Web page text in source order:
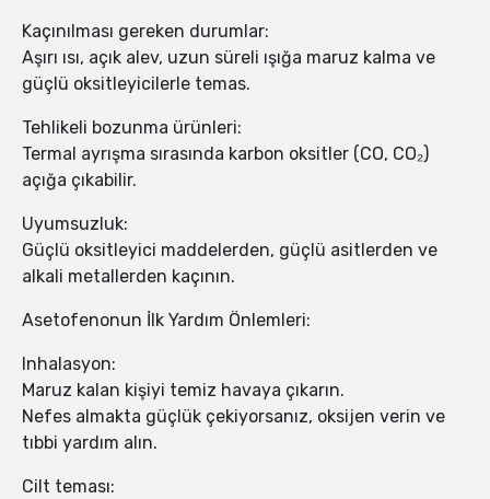
Kaçınılması gereken durumlar:
Aşırı ısı, açık alev, uzun süreli ışığa maruz kalma ve
güçlü oksitleyicilerle temas.
Tehlikeli bozunma ürünleri:
Termal ayrışma sırasında karbon oksitler (CO, CO₂)
açığa çıkabilir.
Uyumsuzluk:
Güçlü oksitleyici maddelerden, güçlü asitlerden ve
alkali metallerden kaçının.
Asetofenonun İlk Yardım Önlemleri:
Inhalasyon:
Maruz kalan kişiyi temiz havaya çıkarın.
Nefes almakta güçlük çekiyorsanız, oksijen verin ve
tıbbi yardım alın.
Cilt teması: